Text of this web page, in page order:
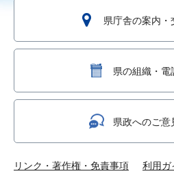
県庁舎の案内・
県の組織・電
県政へのご意
リンク・著作権・免責事項 利用ガ